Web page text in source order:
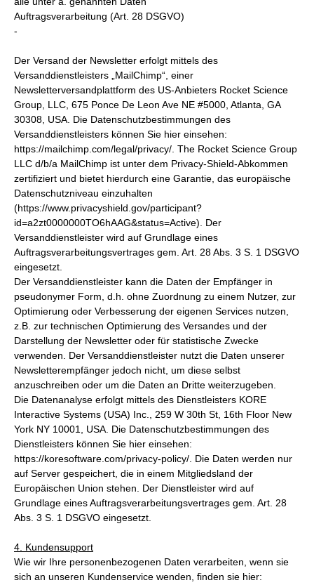
Auftragsverarbeitung (Art. 28 DSGVO)
-
Der Versand der Newsletter erfolgt mittels des
Versanddienstleisters „MailChimp“, einer
Newsletterversandplattform des US-Anbieters Rocket Science
Group, LLC, 675 Ponce De Leon Ave NE #5000, Atlanta, GA
30308, USA. Die Datenschutzbestimmungen des
Versanddienstleisters können Sie hier einsehen:
https://mailchimp.com/legal/privacy/. The Rocket Science Group
LLC d/b/a MailChimp ist unter dem Privacy-Shield-Abkommen
zertifiziert und bietet hierdurch eine Garantie, das europäische
Datenschutzniveau einzuhalten
(https://www.privacyshield.gov/participant?
id=a2zt0000000TO6hAAG&status=Active). Der
Versanddienstleister wird auf Grundlage eines
Auftragsverarbeitungsvertrages gem. Art. 28 Abs. 3 S. 1 DSGVO
eingesetzt.
Der Versanddienstleister kann die Daten der Empfänger in
pseudonymer Form, d.h. ohne Zuordnung zu einem Nutzer, zur
Optimierung oder Verbesserung der eigenen Services nutzen,
z.B. zur technischen Optimierung des Versandes und der
Darstellung der Newsletter oder für statistische Zwecke
verwenden. Der Versanddienstleister nutzt die Daten unserer
Newsletterempfänger jedoch nicht, um diese selbst
anzuschreiben oder um die Daten an Dritte weiterzugeben.
Die Datenanalyse erfolgt mittels des Dienstleisters KORE
Interactive Systems (USA) Inc., 259 W 30th St, 16th Floor New
York NY 10001, USA. Die Datenschutzbestimmungen des
Dienstleisters können Sie hier einsehen:
https://koresoftware.com/privacy-policy/. Die Daten werden nur
auf Server gespeichert, die in einem Mitgliedsland der
Europäischen Union stehen. Der Dienstleister wird auf
Grundlage eines Auftragsverarbeitungsvertrages gem. Art. 28
Abs. 3 S. 1 DSGVO eingesetzt.
4. Kundensupport
Wie wir Ihre personenbezogenen Daten verarbeiten, wenn sie
sich an unseren Kundenservice wenden, finden sie hier: